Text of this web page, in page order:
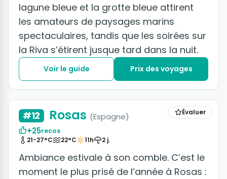
lagune bleue et la grotte bleue attirent
les amateurs de paysages marins
spectaculaires, tandis que les soirées sur
la Riva s’étirent jusque tard dans la nuit.
Voir le guide Prix des voyages
Évaluer
#12 Rosas (Espagne)
+25recos
21-27°C
22°C 11h 2 j.
Ambiance estivale à son comble. C’est le
moment le plus prisé de l’année à Rosas :